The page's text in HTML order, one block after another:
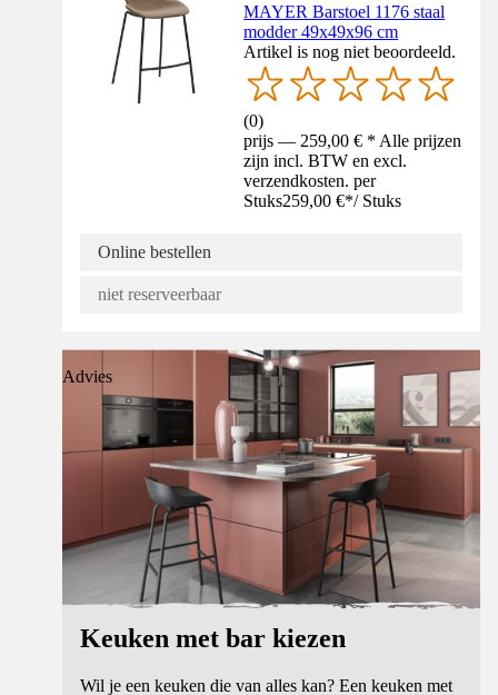
MAYER Barstoel 1176 staal
modder 49x49x96 cm
Artikel is nog niet beoordeeld.
(0)
prijs — 259,00 € * Alle prijzen
zijn incl. BTW en excl.
verzendkosten. per
Stuks259,00 €*/ Stuks
Online bestellen
niet reserveerbaar
Advies
Keuken met bar kiezen
Wil je een keuken die van alles kan? Een keuken met